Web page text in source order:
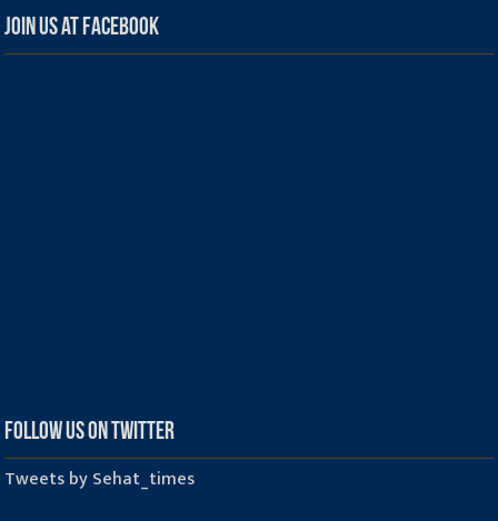
Join us at Facebook
Follow us on Twitter
Tweets by Sehat_times